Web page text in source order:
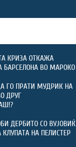
КРИЗА ОТКАЖА
БАРСЕЛОНА ВО МАРОКО
ГО ПРАТИ МУДРИК НА
ДРУГ
ДЕРБИТО СО ВУЈОВИЌ
НА ПЕЛИСТЕР